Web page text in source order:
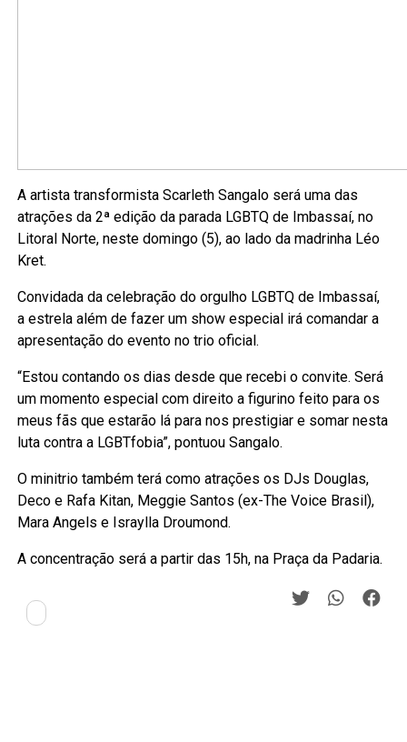
A artista transformista Scarleth Sangalo será uma das
atrações da 2ª edição da parada LGBTQ de Imbassaí, no
Litoral Norte, neste domingo (5), ao lado da madrinha Léo
Kret.
Convidada da celebração do orgulho LGBTQ de Imbassaí,
a estrela além de fazer um show especial irá comandar a
apresentação do evento no trio oficial.
“Estou contando os dias desde que recebi o convite. Será
um momento especial com direito a figurino feito para os
meus fãs que estarão lá para nos prestigiar e somar nesta
luta contra a LGBTfobia”, pontuou Sangalo.
O minitrio também terá como atrações os DJs Douglas,
Deco e Rafa Kitan, Meggie Santos (ex-The Voice Brasil),
Mara Angels e Israylla Droumond.
A concentração será a partir das 15h, na Praça da Padaria.